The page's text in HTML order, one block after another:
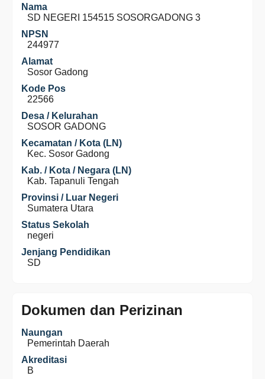
Nama
SD NEGERI 154515 SOSORGADONG 3
NPSN
244977
Alamat
Sosor Gadong
Kode Pos
22566
Desa / Kelurahan
SOSOR GADONG
Kecamatan / Kota (LN)
Kec. Sosor Gadong
Kab. / Kota / Negara (LN)
Kab. Tapanuli Tengah
Provinsi / Luar Negeri
Sumatera Utara
Status Sekolah
negeri
Jenjang Pendidikan
SD
Dokumen dan Perizinan
Naungan
Pemerintah Daerah
Akreditasi
B